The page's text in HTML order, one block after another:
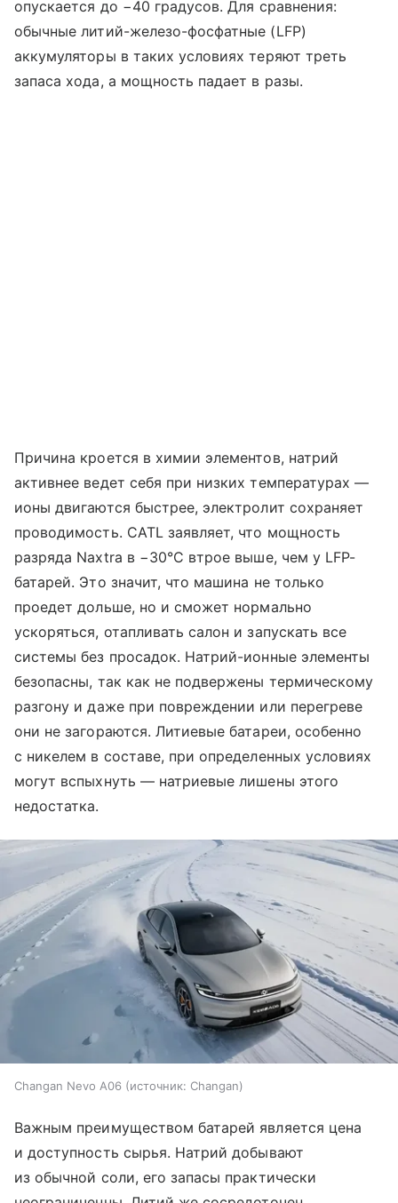
опускается до −40 градусов. Для сравнения:
обычные литий-железо-фосфатные (LFP)
аккумуляторы в таких условиях теряют треть
запаса хода, а мощность падает в разы.
Причина кроется в химии элементов, натрий
активнее ведет себя при низких температурах —
ионы двигаются быстрее, электролит сохраняет
проводимость. CATL заявляет, что мощность
разряда Naxtra в −30°C втрое выше, чем у LFP-
батарей. Это значит, что машина не только
проедет дольше, но и сможет нормально
ускоряться, отапливать салон и запускать все
системы без просадок. Натрий-ионные элементы
безопасны, так как не подвержены термическому
разгону и даже при повреждении или перегреве
они не загораются. Литиевые батареи, особенно
с никелем в составе, при определенных условиях
могут вспыхнуть — натриевые лишены этого
недостатка.
Changan Nevo A06 источник: Changan
Важным преимуществом батарей является цена
и доступность сырья. Натрий добывают
из обычной соли, его запасы практически